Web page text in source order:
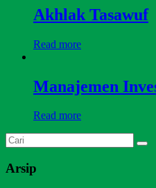
Akhlak Tasawuf
Read more
Manajemen
Read more
Arsip